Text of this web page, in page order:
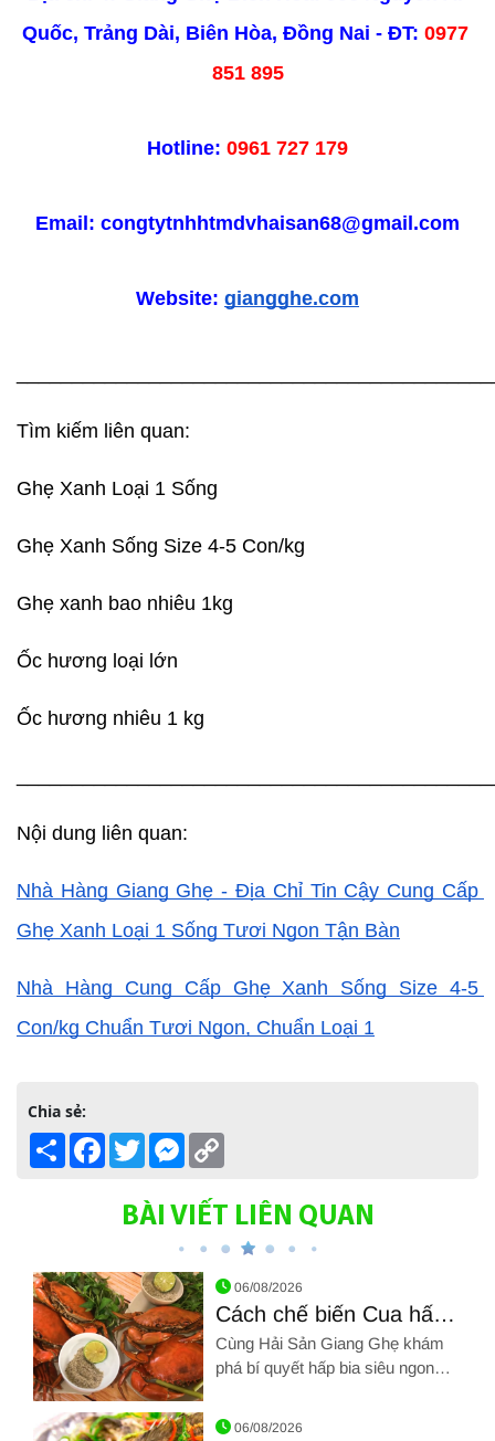
Quốc, Trảng Dài, Biên Hòa, Đồng Nai - ĐT: 0977
851 895
Hotline: 0961 727 179
Email: congtytnhhtmdvhaisan68@gmail.com
Website: giangghe.com
Tìm kiếm liên quan:
Ghẹ Xanh Loại 1 Sống
Ghẹ Xanh Sống Size 4-5 Con/kg
Ghẹ xanh bao nhiêu 1kg
Ốc hương loại lớn
Ốc hương nhiêu 1 kg
Nội dung liên quan:
Nhà Hàng Giang Ghẹ - Địa Chỉ Tin Cậy Cung Cấp
Ghẹ Xanh Loại 1 Sống Tươi Ngon Tận Bàn
Nhà Hàng Cung Cấp Ghẹ Xanh Sống Size 4-5
Con/kg Chuẩn Tươi Ngon, Chuẩn Loại 1
Chia sẻ:
Share Facebook
TwitterMessenger
BÀI VIẾT LIÊN QUAN
Hình ảnh về Cách chế biến Cua hấp bia
06/08/2026
Cách chế biến Cua hấp
bia
Cùng Hải Sản Giang Ghẹ khám
phá bí quyết hấp bia siêu ngon
06/08/2026